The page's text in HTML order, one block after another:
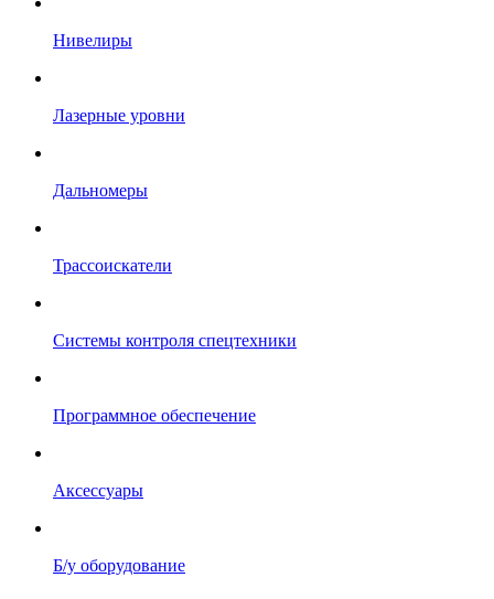
Нивелиры
Лазерные уровни
Дальномеры
Трассоискатели
Системы контроля спецтехники
Программное обеспечение
Аксессуары
Б/у оборудование